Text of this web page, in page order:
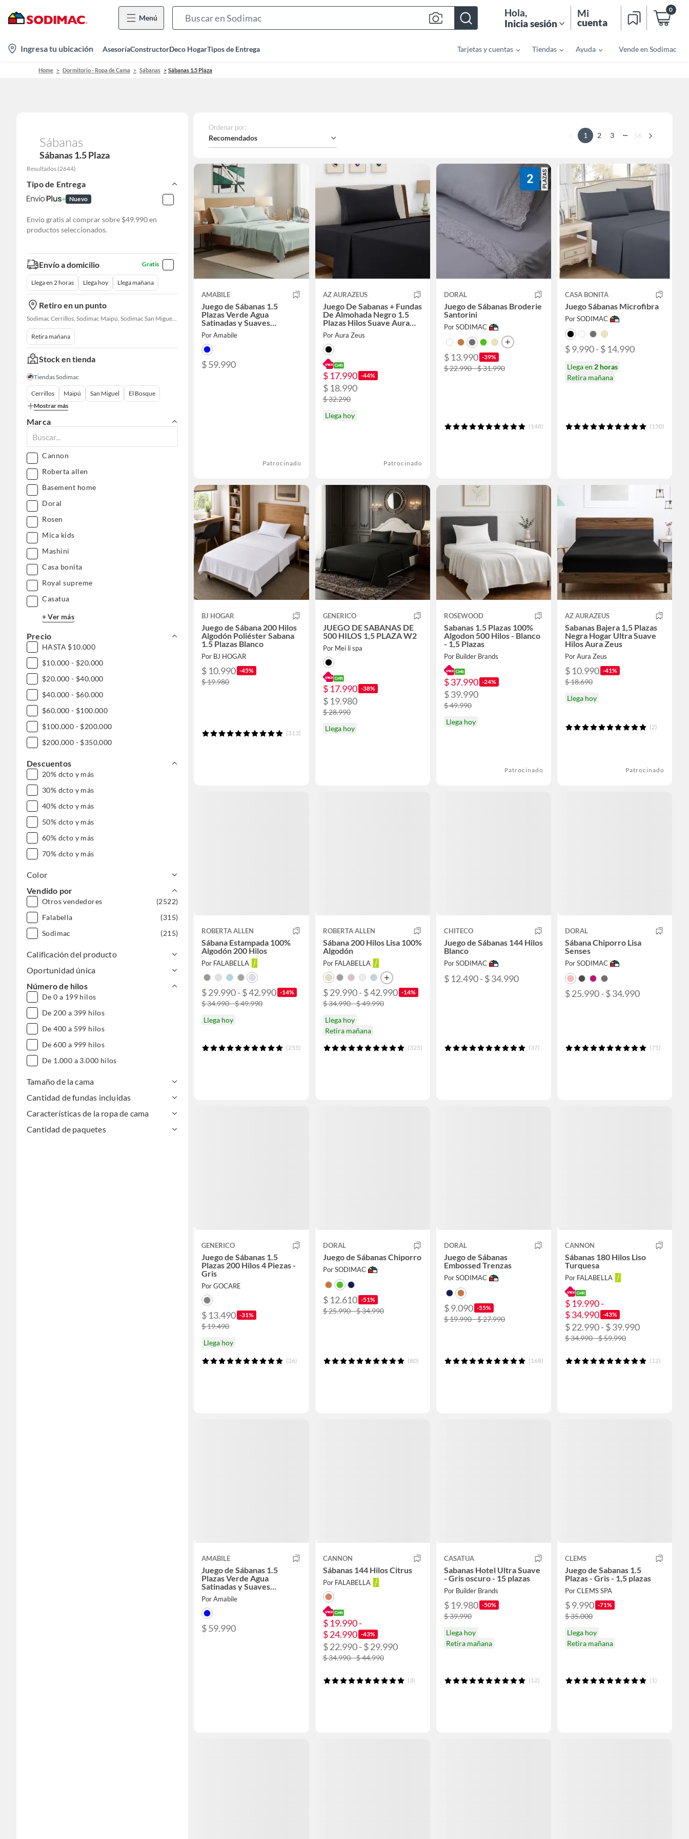
Menú
Bar
Hola,
Inicia sesión
Mi
cuenta
0
location-
icon
Ingresa tu ubicación AsesoríaConstructorDeco HogarTipos de Entrega Tarjetas y cuentas Tiendas Ayuda Vende en Sodimac
Home Dormitorio - Ropa de Cama Sábanas Sábanas 1.5 Plaza
Sábanas
Sábanas 1.5 Plaza
Resultados (2644)
Tipo de Entrega
Nuevo
Envío gratis al comprar sobre $49.990 en
productos seleccionados.
Envío a domicilio Gratis
Llega en 2 horas Llega hoy Llega mañana
Retiro en un punto
Sodimac Cerrillos, Sodimac Maipú, Sodimac San Miguel, Sodimac El Bosque, Sodimac San Bernardo, Sodimac Talagante, Sodimac San Fernando
Retira mañana
Stock en tienda
Tiendas Sodimac
Cerrillos Maipú San Miguel
El Bosque
Mostrar más
Marca
Cannon
Roberta allen
Basement home
Doral
Rosen
Mica kids
Mashini
Casa bonita
Royal supreme
Casatua
+ Ver más
Precio
HASTA $10.000
$10.000 - $20.000
$20.000 - $40.000
$40.000 - $60.000
$60.000 - $100.000
$100.000 - $200.000
$200.000 - $350.000
Descuentos
20% dcto y más
30% dcto y más
40% dcto y más
50% dcto y más
60% dcto y más
70% dcto y más
Color
Vendido por
Otros vendedores
(2522)
Falabella
(315)
Sodimac
(215)
Calificación del producto
Oportunidad única
Número de hilos
De 0 a 199 hilos
De 200 a 399 hilos
De 400 a 599 hilos
De 600 a 999 hilos
De 1.000 a 3.000 hilos
Tamaño de la cama
Cantidad de fundas incluidas
Características de la ropa de cama
Cantidad de paquetes
Ordenar por:
Recomendados 1 2 3 ... 56
AMABILE
Juego de Sábanas 1.5
Plazas Verde Agua
Satinadas y Suaves
Algodón 100% Indio
Por Amabile
$ 59.990
Patrocinado
AZ AURAZEUS
Juego De Sabanas + Fundas
De Almohada Negro 1.5
Plazas Hilos Suave Aura
Zeus
Por Aura Zeus
$ 17.990 -44%
$ 18.990
$ 32.290
Llega hoy
Patrocinado
DORAL
Juego de Sábanas Broderie
Santorini
Por SODIMAC
$ 13.990 -39%
$ 22.990 - $ 31.990
(148)
CASA BONITA
Juego Sábanas Microfibra
Por SODIMAC
$ 9.990 - $ 14.990
Llega en 2 horas
Retira mañana
(150)
BJ HOGAR
Juego de Sábana 200 Hilos
Algodón Poliéster Sabana
1.5 Plazas Blanco
Por BJ HOGAR
$ 10.990 -45%
$ 19.980
(313)
GENERICO
JUEGO DE SABANAS DE
500 HILOS 1,5 PLAZA W2
Por Mei li spa
$ 17.990 -38%
$ 19.980
$ 28.990
Llega hoy
ROSEWOOD
Sabanas 1.5 Plazas 100%
Algodon 500 Hilos - Blanco
- 1,5 Plazas
Por Builder Brands
$ 37.990 -24%
$ 39.990
$ 49.990
Llega hoy
Patrocinado
AZ AURAZEUS
Sabanas Bajera 1,5 Plazas
Negra Hogar Ultra Suave
Hilos Aura Zeus
Por Aura Zeus
$ 10.990 -41%
$ 18.690
Llega hoy
(2)
Patrocinado
ROBERTA ALLEN
Sábana Estampada 100%
Algodón 200 Hilos
Por FALABELLA
$ 29.990 - $ 42.990 -14%
$ 34.990 - $ 49.990
Llega hoy
(255)
ROBERTA ALLEN
Sábana 200 Hilos Lisa 100%
Algodón
Por FALABELLA
$ 29.990 - $ 42.990 -14%
$ 34.990 - $ 49.990
Llega hoy
Retira mañana
(325)
CHITECO
Juego de Sábanas 144 Hilos
Blanco
Por SODIMAC
$ 12.490 - $ 34.990
(37)
DORAL
Sábana Chiporro Lisa
Senses
Por SODIMAC
$ 25.990 - $ 34.990
(75)
GENERICO
Juego de Sábanas 1.5
Plazas 200 Hilos 4 Piezas -
Gris
Por GOCARE
$ 13.490 -31%
$ 19.490
Llega hoy
(26)
DORAL
Juego de Sábanas Chiporro
Por SODIMAC
$ 12.610 -51%
$ 25.990 - $ 34.990
(80)
DORAL
Juego de Sábanas
Embossed Trenzas
Por SODIMAC
$ 9.090 -55%
$ 19.990 - $ 27.990
(168)
CANNON
Sábanas 180 Hilos Liso
Turquesa
Por FALABELLA
$ 19.990 -
$ 34.990 -43%
$ 22.990 - $ 39.990
$ 34.990 - $ 59.990
(12)
AMABILE
Juego de Sábanas 1.5
Plazas Verde Agua
Satinadas y Suaves
Algodón 100% Indio
Por Amabile
$ 59.990
CANNON
Sábanas 144 Hilos Citrus
Por FALABELLA
$ 19.990 -
$ 24.990 -43%
$ 22.990 - $ 29.990
$ 34.990 - $ 44.990
(3)
CASATUA
Sabanas Hotel Ultra Suave
- Gris oscuro - 15 plazas
Por Builder Brands
$ 19.980 -50%
$ 39.990
Llega hoy
Retira mañana
(12)
CLEMS
Juego de Sabanas 1.5
Plazas - Gris - 1,5 plazas
Por CLEMS SPA
$ 9.990 -71%
$ 35.000
Llega hoy
Retira mañana
(1)